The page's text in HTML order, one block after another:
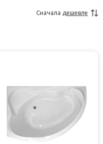
Сначала дешевле